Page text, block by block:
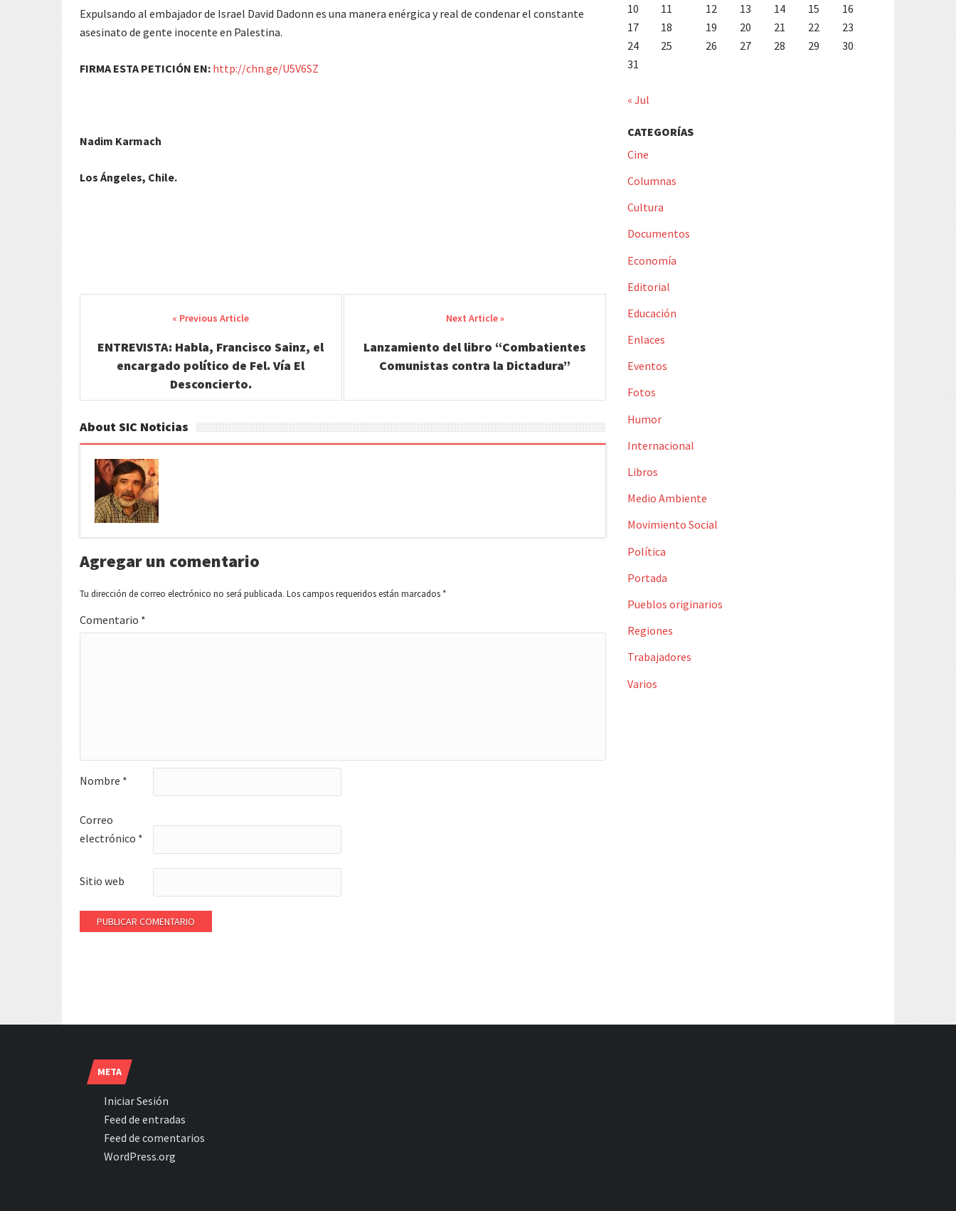
Expulsando al embajador de Israel David Dadonn es una manera enérgica y real de condenar el constante
asesinato de gente inocente en Palestina.
FIRMA ESTA PETICIÓN EN: http://chn.ge/U5V6SZ
Nadim Karmach
Los Ángeles, Chile.
navigation
ENTREVISTA: Habla, Francisco Sainz, el
encargado político de Fel. Vía El
Desconcierto.
Lanzamiento del libro “Combatientes
Comunistas contra la Dictadura”
About SIC Noticias
Agregar un comentario
Tu dirección de correo electrónico no será publicada. Los campos requeridos están marcados *
Comentario *
Nombre *
Correo
electrónico *
Sitio web
10
11 12 13 14 15
16
17
18 19 20 21 22
23
24
25 26 27 28 29
30
31
« Jul
CATEGORÍAS
Cine
Columnas
Cultura
Documentos
Economía
Editorial
Educación
Enlaces
Eventos
Fotos
Humor
Internacional
Libros
Medio Ambiente
Movimiento Social
Política
Portada
Pueblos originarios
Regiones
Trabajadores
Varios
META
Iniciar Sesión
Feed de entradas
Feed de comentarios
WordPress.org